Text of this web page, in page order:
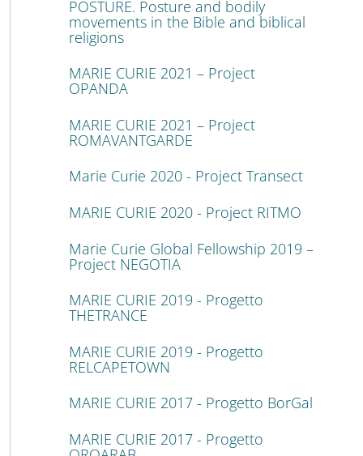
POSTURE. Posture and bodily
movements in the Bible and biblical
religions
MARIE CURIE 2021 – Project
OPANDA
MARIE CURIE 2021 – Project
ROMAVANTGARDE
Marie Curie 2020 - Project Transect
MARIE CURIE 2020 - Project RITMO
Marie Curie Global Fellowship 2019 –
Project NEGOTIA
MARIE CURIE 2019 - Progetto
THETRANCE
MARIE CURIE 2019 - Progetto
RELCAPETOWN
MARIE CURIE 2017 - Progetto BorGal
MARIE CURIE 2017 - Progetto